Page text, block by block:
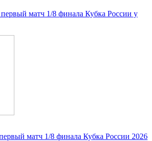
первый матч 1/8 финала Кубка России у
матч 1/8 финала Кубка России 2026